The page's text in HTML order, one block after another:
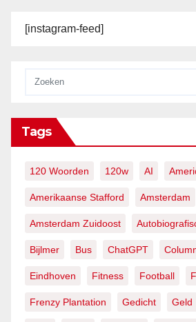
[instagram-feed]
Tags
120 Woorden 120w AI
Amerikaanse Stafford Amsterdam
Amsterdam Zuidoost
Bijlmer Bus ChatGPT
Eindhoven Fitness Football
Frenzy Plantation Gedicht Geld